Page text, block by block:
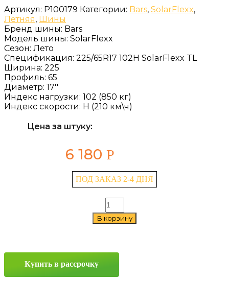
Артикул: P100179 Категории: Bars, SolarFlexx,
Летняя, Шины
Бренд шины: Bars
Модель шины: SolarFlexx
Сезон: Лето
Спецификация: 225/65R17 102H SolarFlexx TL
Ширина: 225
Профиль: 65
Диаметр: 17''
Индекс нагрузки: 102 (850 кг)
Индекс скорости: H (210 км\ч)
Цена за штуку:
6 180 Р
ПОД ЗАКАЗ 2-4 ДНЯ
Количество
товара
Bars
102H
В корзину
Купить в рассрочку